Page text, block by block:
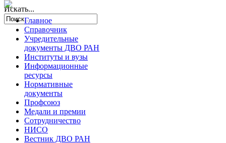
Искать...
Главное
Справочник
Учредительные
документы ДВО РАН
Институты и вузы
Информационные
ресурсы
Нормативные
документы
Профсоюз
Медали и премии
Сотрудничество
НИСО
Вестник ДВО РАН